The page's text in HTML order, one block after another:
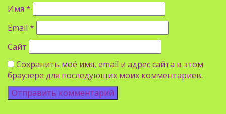
Имя *
Email *
Сайт
Сохранить моё имя, email и адрес сайта в этом
браузере для последующих моих комментариев.